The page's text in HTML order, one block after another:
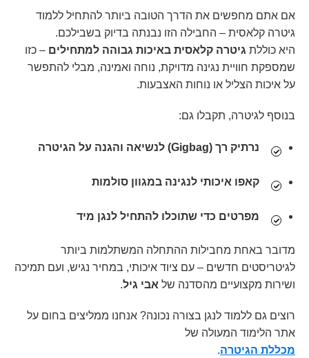
אם אתם מחפשים את הדרך הטובה ביותר להתחיל ללמוד
גיטרה קלאסית – החבילה הזו נבנתה בדיוק בשבילכם.
היא כוללת גיטרה קלאסית באיכות גבוהה למתחילים – כזו
שמספקת חוויית נגינה מדויקת, נוחה ואמינה, מבלי להתפשר
על איכות הצליל או נוחות האצבעות.
בנוסף לגיטרה, תקבלו גם:
נרתיק רך (Gigbag) לנשיאה והגנה על הגיטרה
קאפו איכותי לנגינה במגוון סולמות
מפרטים כדי שתוכלו להתחיל לנגן מיד
מדובר באחת מחבילות ההתחלה המשתלמות ביותר
לגיטריסטים חדשים – עם ציוד איכותי, במחיר נגיש, ועם תמיכה
ושירות מקצועיים מהסדנה של אבי גיל.
רוצים גם ללמוד לנגן בצורה נכונה? אנחנו ממליצים בחום על
אתר הלימוד המעולה של
מכללת הגיטרה.